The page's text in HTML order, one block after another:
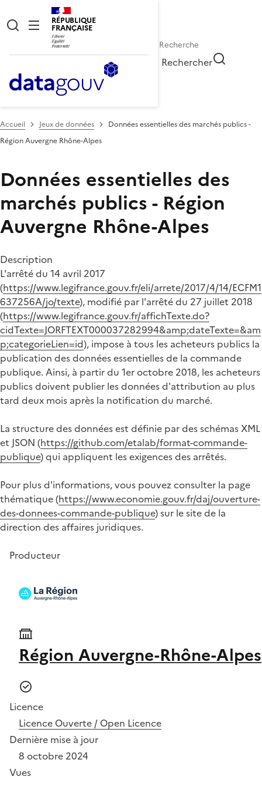
RÉPUBLIQUE
FRANÇAISE
Rechercher
Accueil Jeux de données
Données essentielles des marchés publics -
Région Auvergne Rhône-Alpes
Données essentielles des
marchés publics - Région
Auvergne Rhône-Alpes
Description
L'arrêté du 14 avril 2017
(https://www.legifrance.gouv.fr/eli/arrete/2017/4/14/ECFM1
637256A/jo/texte), modifié par l'arrêté du 27 juillet 2018
(https://www.legifrance.gouv.fr/affichTexte.do?
cidTexte=JORFTEXT000037282994&amp;dateTexte=&am
p;categorieLien=id), impose à tous les acheteurs publics la
publication des données essentielles de la commande
publique. Ainsi, à partir du 1er octobre 2018, les acheteurs
publics doivent publier les données d'attribution au plus
tard deux mois après la notification du marché.
La structure des données est définie par des schémas XML
et JSON (https://github.com/etalab/format-commande-
publique) qui appliquent les exigences des arrêtés.
Pour plus d'informations, vous pouvez consulter la page
thématique (https://www.economie.gouv.fr/daj/ouverture-
des-donnees-commande-publique) sur le site de la
direction des affaires juridiques.
Producteur
Région Auvergne-Rhône-Alpes
Licence
Licence Ouverte / Open Licence
Dernière mise à jour
8 octobre 2024
Vues